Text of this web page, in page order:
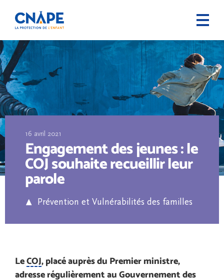
16 avril 2021
Engagement des jeunes : le
COJ souhaite recueillir leur
parole
Prévention et Vulnérabilités des familles
LeCOJ, placé auprès du Premier ministre,
adresse régulièrement au Gouvernement des